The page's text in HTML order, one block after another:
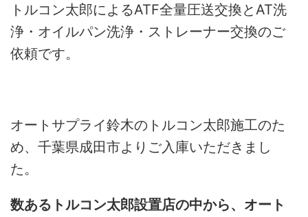
トルコン太郎によるATF全量圧送交換とAT洗
浄・オイルパン洗浄・ストレーナー交換のご
依頼です。
オートサプライ鈴木のトルコン太郎施工のた
め、千葉県成田市よりご入庫いただきまし
た。
数あるトルコン太郎設置店の中から、オート